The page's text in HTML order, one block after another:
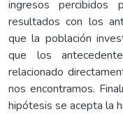
ingresos
resultados con los
que la población
que los
relacionado
nos encontramos.
hipótesis se acepta la